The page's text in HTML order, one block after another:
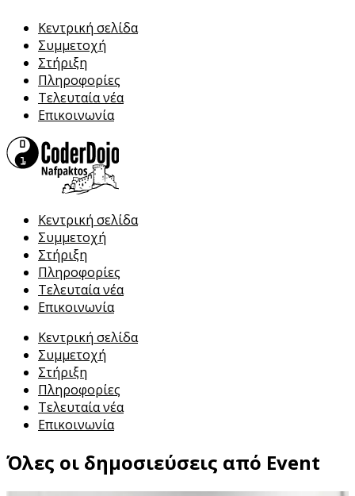
Κεντρική σελίδα
Συμμετοχή
Στήριξη
Πληροφορίες
Τελευταία νέα
Επικοινωνία
Κεντρική σελίδα
Συμμετοχή
Στήριξη
Πληροφορίες
Τελευταία νέα
Επικοινωνία
Κεντρική σελίδα
Συμμετοχή
Στήριξη
Πληροφορίες
Τελευταία νέα
Επικοινωνία
Όλες οι δημοσιεύσεις από Event